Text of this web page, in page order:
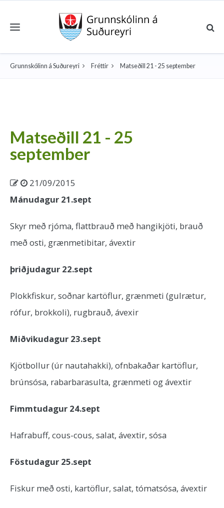
Toggle navigation
Grunnskólinn á Suðureyri Fréttir Matseðill 21 - 25 september
Matseðill 21 - 25
september
21/09/2015
Mánudagur 21.sept
Skyr með rjóma, flattbrauð með hangikjöti, brauð
með osti, grænmetibitar, ávextir
þriðjudagur 22.sept
Plokkfiskur, soðnar kartöflur, grænmeti (gulrætur,
rófur, brokkoli), rugbrauð, ávexir
Miðvikudagur 23.sept
Kjötbollur (úr nautahakki), ofnbakaðar kartöflur,
brúnsósa, rabarbarasulta, grænmeti og ávextir
Fimmtudagur 24.sept
Hafrabuff, cous-cous, salat, ávextir, sósa
Föstudagur 25.sept
Fiskur með osti, kartöflur, salat, tómatsósa, ávextir